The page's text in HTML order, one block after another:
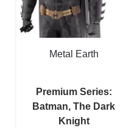
Metal Earth
Premium Series:
Batman, The Dark
Knight